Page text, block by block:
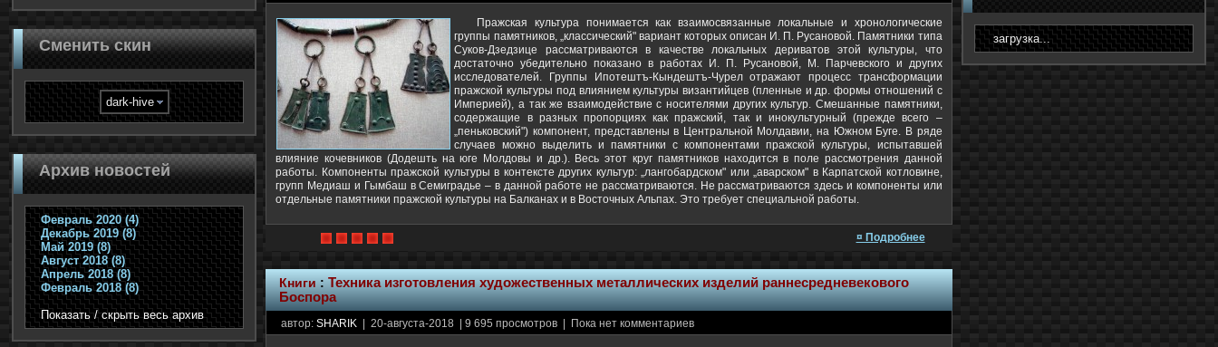
Пражская культура понимается как взаимосвязанные локальные и хронологические
группы памятников, „классический" вариант которых описан И. П. Русановой. Памятники типа
Суков-Дзедзице рассматриваются в качестве локальных дериватов этой культуры, что
достаточно убедительно показано в работах И. П. Русановой, М. Парчевского и других
исследователей. Группы Ипотештъ-Кындештъ-Чурел отражают процесс трансформации
пражской культуры под влиянием культуры византийцев (пленные и др. формы отношений с
Империей), а так же взаимодействие с носителями других культур. Смешанные памятники,
содержащие в разных пропорциях как пражский, так и инокультурный (прежде всего –
„пеньковский") компонент, представлены в Центральной Молдавии, на Южном Буге. В ряде
случаев можно выделить и памятники с компонентами пражской культуры, испытавшей
влияние кочевников (Додешть на юге Молдовы и др.). Весь этот круг памятников находится в поле рассмотрения данной
работы. Компоненты пражской культуры в контексте других культур: „лангобардском" или „аварском" в Карпатской котловине,
групп Медиаш и Гымбаш в Семиградье – в данной работе не рассматриваются. Не рассматриваются здесь и компоненты или
отдельные памятники пражской культуры на Балканах и в Восточных Альпах. Это требует специальной работы.
¤ Подробнее
Книги: Техника изготовления художественных металлических изделий раннесредневекового
Боспора
автор:SHARIK | 20-августа-2018 | 9 695 просмотров | Пока нет комментариев
Сменить скин
Архив новостей
Февраль 2020 (4)
Декабрь 2019 (8)
Май 2019 (8)
Август 2018 (8)
Апрель 2018 (8)
Февраль 2018 (8)
Показать / скрыть весь архив
загрузка...